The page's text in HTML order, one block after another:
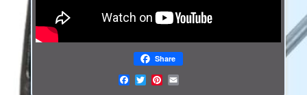
Share